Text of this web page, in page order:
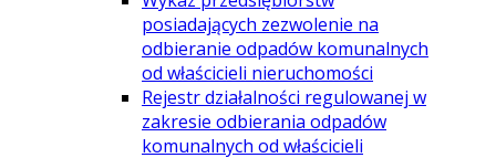
posiadających zezwolenie na
odbieranie odpadów komunalnych
od właścicieli nieruchomości
Rejestr działalności regulowanej w
zakresie odbierania odpadów
komunalnych od właścicieli